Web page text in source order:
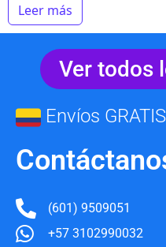
Leer más
Ver todos
Envíos
(601) 9509051
+57 3102990032